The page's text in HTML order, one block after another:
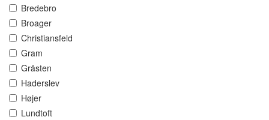
Bredebro
Broager
Christiansfeld
Gram
Gråsten
Haderslev
Højer
Lundtoft